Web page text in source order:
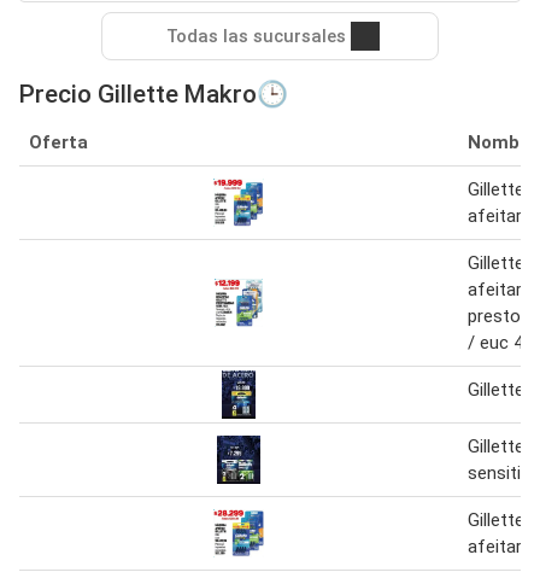
Todas las sucursales
Precio Gillette Makro🕒
Oferta Nombre
Gillette
afeitar
Gillette
afeitar
/ euc 4
Gillette
Gillette
sensitive
Gillette
afeitar 8